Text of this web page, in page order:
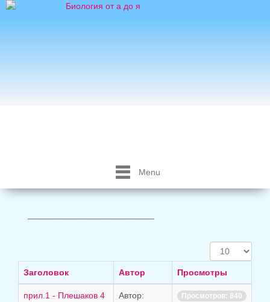
Menu
Кол-
во
строк:
Заголовок Автор Просмотры
прил.1 - Плешаков 4
Автор:
Просмотров: 840